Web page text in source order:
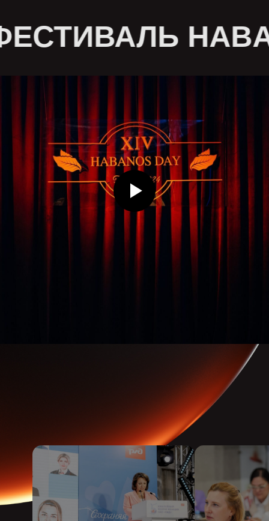
Нажимая на кнопку, вы даете свое согласие на
обработку персональных данных и соглашаетесь
c политикой конфиденциальности
ОТПРАВИТЬ